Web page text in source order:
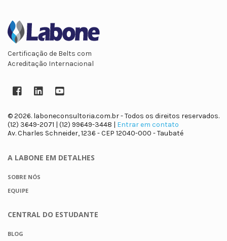
Certificação de Belts com
Acreditação Internacional
Facebook
LinkedInYouTube
© 2026. laboneconsultoria.com.br - Todos os direitos reservados.
(12) 3649-2071 | (12) 99649-3448 | Entrar em contato
Av. Charles Schneider, 1236 - CEP 12040-000 - Taubaté
A LABONE EM DETALHES
SOBRE NÓS
EQUIPE
CENTRAL DO ESTUDANTE
BLOG